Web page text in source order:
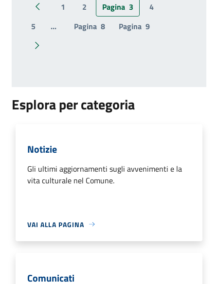
Pagina precedente
1 2 Pagina 3
4
5
... Pagina 8 Pagina 9
Pagina successiva
Esplora per categoria
Notizie
Gli ultimi aggiornamenti sugli avvenimenti e la
vita culturale nel Comune.
VAI ALLA PAGINA
Comunicati